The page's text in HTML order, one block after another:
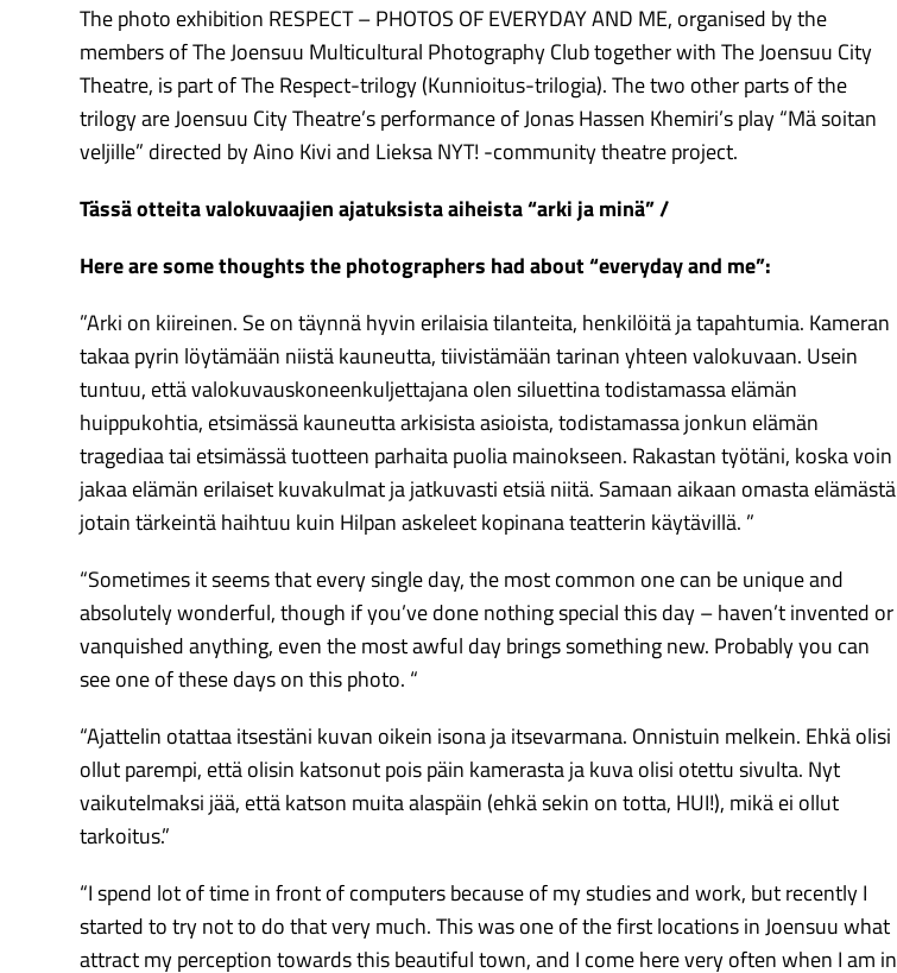
The photo exhibition RESPECT – PHOTOS OF EVERYDAY AND ME, organised by the
members of The Joensuu Multicultural Photography Club together with The Joensuu City
Theatre, is part of The Respect-trilogy (Kunnioitus-trilogia). The two other parts of the
trilogy are Joensuu City Theatre’s performance of Jonas Hassen Khemiri’s play “Mä soitan
veljille” directed by Aino Kivi and Lieksa NYT! -community theatre project.
Tässä otteita valokuvaajien ajatuksista aiheista “arki ja minä” /
Here are some thoughts the photographers had about “everyday and me”:
”Arki on kiireinen. Se on täynnä hyvin erilaisia tilanteita, henkilöitä ja tapahtumia. Kameran
takaa pyrin löytämään niistä kauneutta, tiivistämään tarinan yhteen valokuvaan. Usein
tuntuu, että valokuvauskoneenkuljettajana olen siluettina todistamassa elämän
huippukohtia, etsimässä kauneutta arkisista asioista, todistamassa jonkun elämän
tragediaa tai etsimässä tuotteen parhaita puolia mainokseen. Rakastan työtäni, koska voin
jakaa elämän erilaiset kuvakulmat ja jatkuvasti etsiä niitä. Samaan aikaan omasta elämästä
jotain tärkeintä haihtuu kuin Hilpan askeleet kopinana teatterin käytävillä. ”
“Sometimes it seems that every single day, the most common one can be unique and
absolutely wonderful, though if you’ve done nothing special this day – haven’t invented or
vanquished anything, even the most awful day brings something new. Probably you can
see one of these days on this photo. “
“Ajattelin otattaa itsestäni kuvan oikein isona ja itsevarmana. Onnistuin melkein. Ehkä olisi
ollut parempi, että olisin katsonut pois päin kamerasta ja kuva olisi otettu sivulta. Nyt
vaikutelmaksi jää, että katson muita alaspäin (ehkä sekin on totta, HUI!), mikä ei ollut
tarkoitus.”
“I spend lot of time in front of computers because of my studies and work, but recently I
started to try not to do that very much. This was one of the first locations in Joensuu what
attract my perception towards this beautiful town, and I come here very often when I am in